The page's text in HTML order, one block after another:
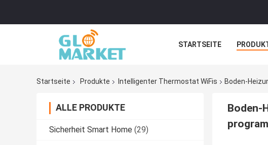
STARTSEITE
Startseite Produkte Intelligenter Thermostat WiFis Boden-
ALLE PRODUKTE
Sicherheit Smart Home (29)
Boden-